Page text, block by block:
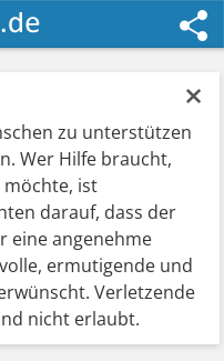
×
zu unterstützen
Wer Hilfe braucht,
ist
darauf, dass der
eine angenehme
ermutigende und
Verletzende
nicht erlaubt.